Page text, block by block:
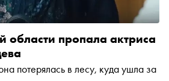
области пропала актриса
потерялась в лесу, куда ушла за